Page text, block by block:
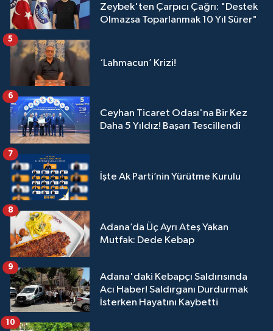
Zeybek'ten Çarpıcı Çağrı: "Destek
Olmazsa Toparlanmak 10 Yıl Sürer"
‘Lahmacun’ Krizi!
5
Ceyhan Ticaret Odası'na Bir Kez
Daha 5 Yıldız! Başarı Tescillendi
6
İşte Ak Parti’nin Yürütme Kurulu
7
Adana’da Üç Ayrı Ateş Yakan
Mutfak: Dede Kebap
8
Adana'daki Kebapçı Saldırısında
Acı Haber! Saldırganı Durdurmak
İsterken Hayatını Kaybetti
9
10